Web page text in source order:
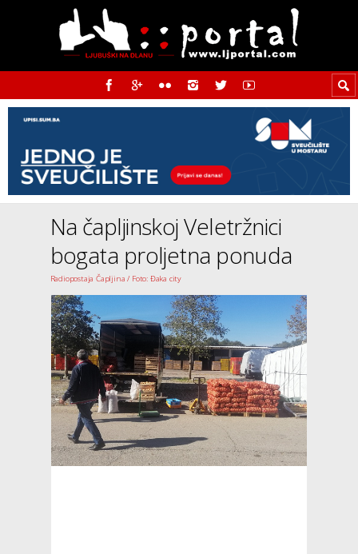
Na čapljinskoj Veletržnici
bogata proljetna ponuda
Radiopostaja Čapljina / Foto: Đaka city